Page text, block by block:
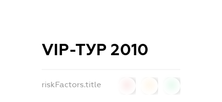
VІР-ТУР 2010
riskFactors.title